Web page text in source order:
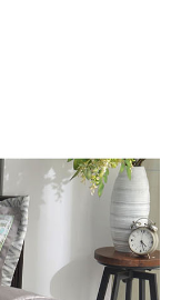
。
結，可透過四大超商／
成。
效，需透過AFTEE先享
顯示為準，若有關於
聯繫「AFTEE先享後付
support/home